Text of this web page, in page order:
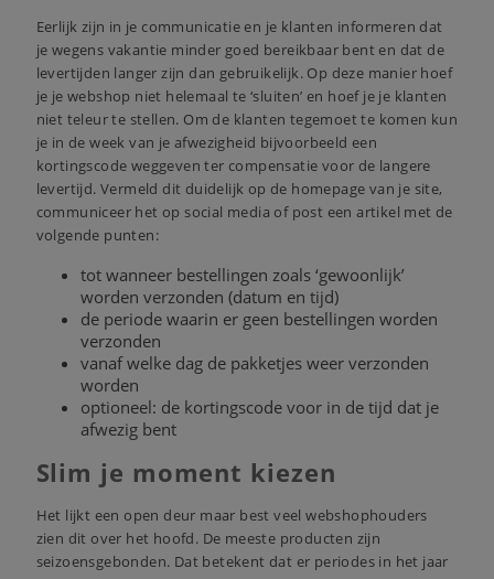
Eerlijk zijn in je communicatie en je klanten informeren dat
je wegens vakantie minder goed bereikbaar bent en dat de
levertijden langer zijn dan gebruikelijk. Op deze manier hoef
je je webshop niet helemaal te ‘sluiten’ en hoef je je klanten
niet teleur te stellen. Om de klanten tegemoet te komen kun
je in de week van je afwezigheid bijvoorbeeld een
kortingscode weggeven ter compensatie voor de langere
levertijd. Vermeld dit duidelijk op de homepage van je site,
communiceer het op social media of post een artikel met de
volgende punten:
tot wanneer bestellingen zoals ‘gewoonlijk’
worden verzonden (datum en tijd)
de periode waarin er geen bestellingen worden
verzonden
vanaf welke dag de pakketjes weer verzonden
worden
optioneel: de kortingscode voor in de tijd dat je
afwezig bent
Slim je moment kiezen
Het lijkt een open deur maar best veel webshophouders
zien dit over het hoofd. De meeste producten zijn
seizoensgebonden. Dat betekent dat er periodes in het jaar